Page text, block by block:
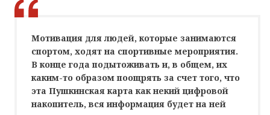
Мотивация для людей, которые занимаются
спортом, ходят на спортивные мероприятия.
В конце года подытоживать и, в общем, их
каким-то образом поощрять за счет того, что
эта Пушкинская карта как некий цифровой
накопитель, вся информация будет на ней